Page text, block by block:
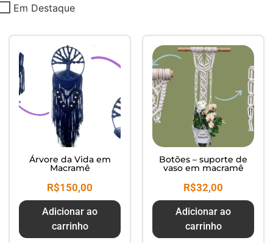
Em Destaque
Árvore da Vida em
Macramê
R$150,00
Adicionar ao
carrinho
Botões – suporte de
vaso em macramê
R$32,00
Adicionar ao
carrinho